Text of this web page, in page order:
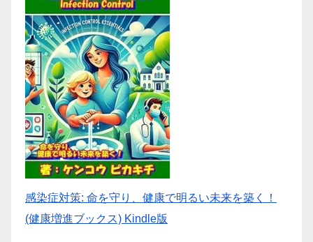
感染症対策: 命を守り、健康で明るい未来を築く！
(健康増進ブックス) Kindle版